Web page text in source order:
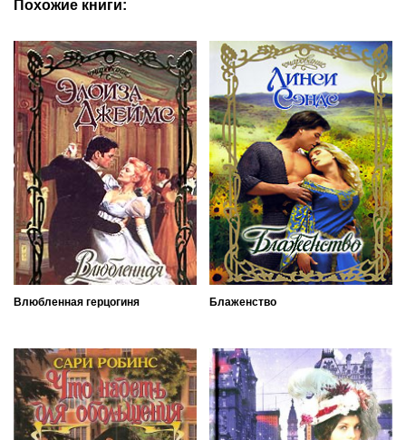
Похожие книги:
Влюбленная герцогиня Блаженство